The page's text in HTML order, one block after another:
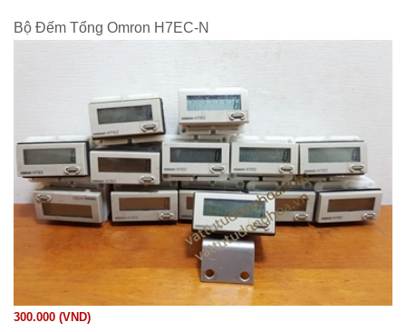
Bộ Đếm Tổng Omron H7EC-N
300.000 (VND)